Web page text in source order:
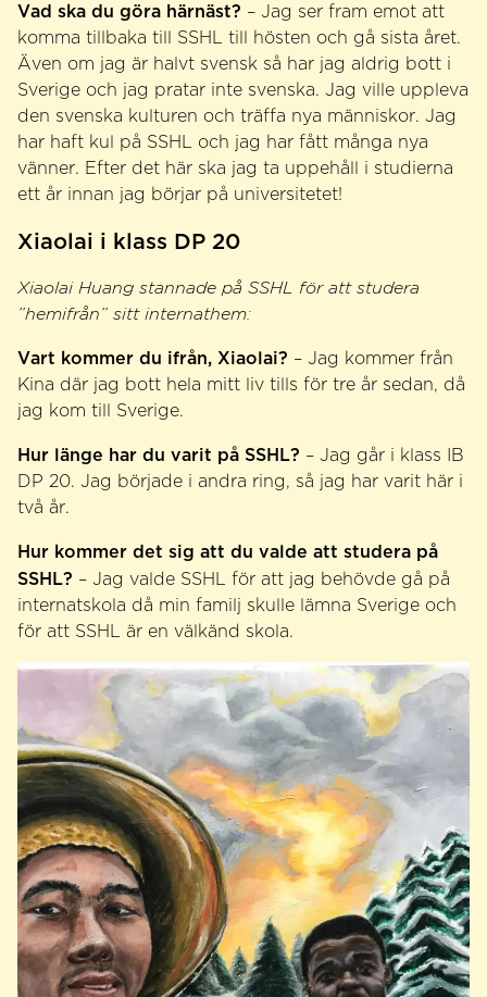
Vad ska du göra härnäst? – Jag ser fram emot att
komma tillbaka till SSHL till hösten och gå sista året.
Även om jag är halvt svensk så har jag aldrig bott i
Sverige och jag pratar inte svenska. Jag ville uppleva
den svenska kulturen och träffa nya människor. Jag
har haft kul på SSHL och jag har fått många nya
vänner. Efter det här ska jag ta uppehåll i studierna
ett år innan jag börjar på universitetet!
Xiaolai i klass DP 20
Xiaolai Huang stannade på SSHL för att studera
”hemifrån” sitt internathem:
Vart kommer du ifrån, Xiaolai? – Jag kommer från
Kina där jag bott hela mitt liv tills för tre år sedan, då
jag kom till Sverige.
Hur länge har du varit på SSHL? – Jag går i klass IB
DP 20. Jag började i andra ring, så jag har varit här i
två år.
Hur kommer det sig att du valde att studera på
SSHL? – Jag valde SSHL för att jag behövde gå på
internatskola då min familj skulle lämna Sverige och
för att SSHL är en välkänd skola.